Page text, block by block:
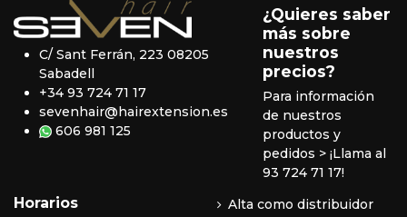
C/ Sant Ferrán, 223 08205
Sabadell
+34 93 724 71 17
sevenhair@hairextension.es
606 981 125
¿Quieres saber
más sobre
nuestros
precios?
Para información
de nuestros
productos y
pedidos > ¡Llama al
93 724 71 17!
Horarios
Alta como distribuidor